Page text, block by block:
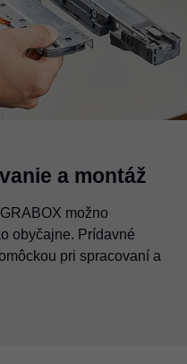
a montáž
možno
obyčajne. Prídavné
pri spracovaní a